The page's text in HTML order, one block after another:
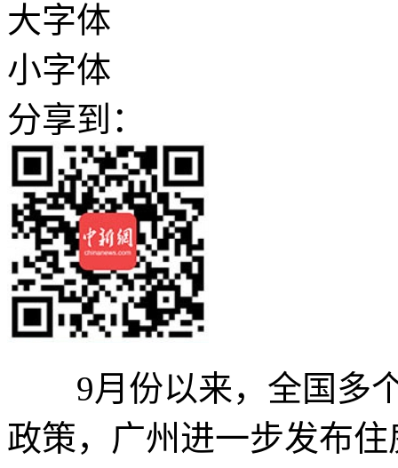
大字体
小字体
分享到：
9月份以来，全国多个
政策，广州进一步发布